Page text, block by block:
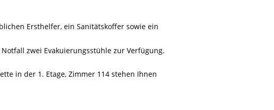
Ersthelfer, ein Sanitätskoffer sowie ein
zwei Evakuierungsstühle zur Verfügung.
in der 1. Etage, Zimmer 114 stehen Ihnen